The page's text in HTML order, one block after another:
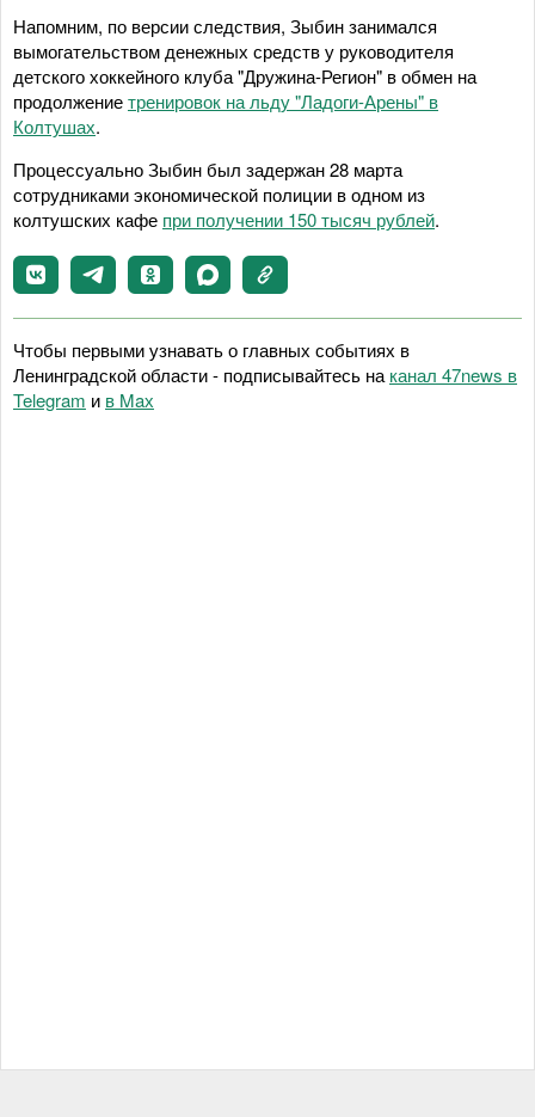
Напомним, по версии следствия, Зыбин занимался
вымогательством денежных средств у руководителя
детского хоккейного клуба "Дружина-Регион" в обмен на
продолжениетренировок на льду "Ладоги-Арены" в
Колтушах.
Процессуально Зыбин был задержан 28 марта
сотрудниками экономической полиции в одном из
колтушских кафе при получении 150 тысяч рублей.
Чтобы первыми узнавать о главных событиях в
Ленинградской области - подписывайтесь на канал 47news в
Telegram и в Maх